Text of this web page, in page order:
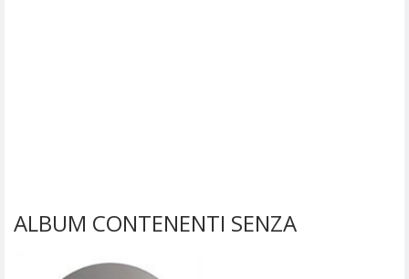
ALBUM CONTENENTI SENZA